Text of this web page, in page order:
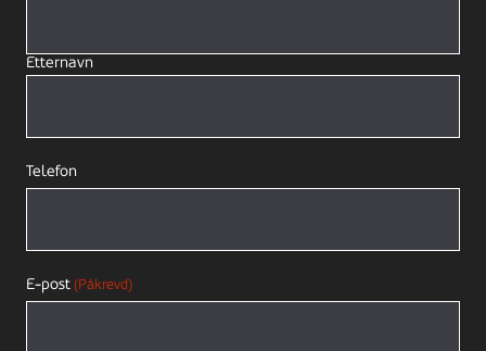
Etternavn
Telefon
E-post (Påkrevd)